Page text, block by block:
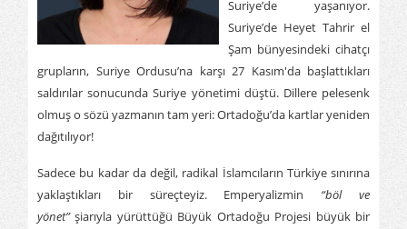
Suriye’de yaşanıyor.
Suriye’de Heyet Tahrir el
Şam bünyesindeki cihatçı
grupların, Suriye Ordusu’na karşı 27 Kasım'da başlattıkları
saldırılar sonucunda Suriye yönetimi düştü. Dillere pelesenk
olmuş o sözü yazmanın tam yeri: Ortadoğu’da kartlar yeniden
dağıtılıyor!
Sadece bu kadar da değil, radikal İslamcıların Türkiye sınırına
yaklaştıkları bir süreçteyiz. Emperyalizmin “böl ve
yönet”şiarıyla yürüttüğü Büyük Ortadoğu Projesi büyük bir